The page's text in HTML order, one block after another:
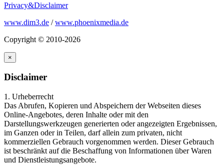
Privacy&Disclaimer
www.dim3.de /www.phoenixmedia.de
Copyright © 2010-2026
×
Disclaimer
1. Urheberrecht
Das Abrufen, Kopieren und Abspeichern der Webseiten dieses
Online-Angebotes, deren Inhalte oder mit den
Darstellungswerkzeugen generierten oder angezeigten Ergebnissen,
im Ganzen oder in Teilen, darf allein zum privaten, nicht
kommerziellen Gebrauch vorgenommen werden. Dieser Gebrauch
ist beschränkt auf die Beschaffung von Informationen über Waren
und Dienstleistungsangebote.